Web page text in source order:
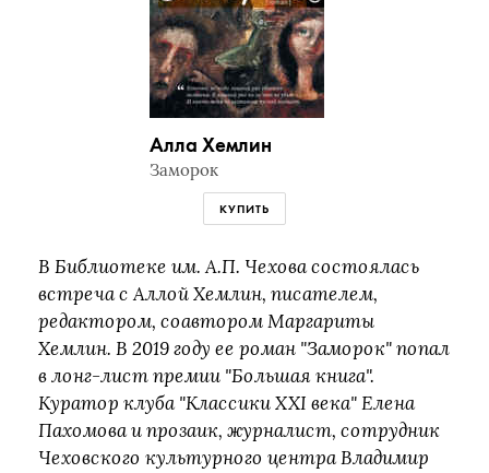
Алла Хемлин
Заморок
КУПИТЬ
В Библиотеке им. А.П. Чехова состоялась
встреча с Аллой Хемлин, писателем,
редактором, соавтором Маргариты
Хемлин. В 2019 году ее роман "Заморок" попал
в лонг-лист премии "Большая книга".
Куратор клуба "Классики XXI века" Елена
Пахомова и прозаик, журналист, сотрудник
Чеховского культурного центра Владимир